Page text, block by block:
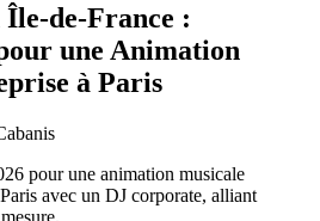
de-France :
une Animation
à Paris
pour une animation musicale
avec un DJ corporate, alliant